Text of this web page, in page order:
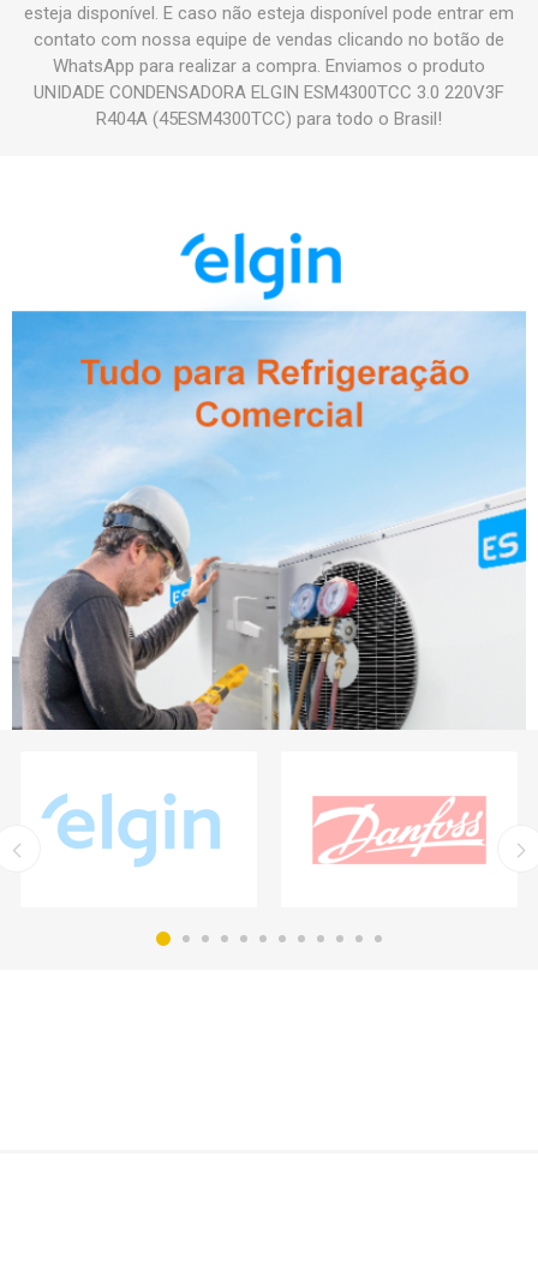
esteja disponível. E caso não esteja disponível pode entrar em
contato com nossa equipe de vendas clicando no botão de
WhatsApp para realizar a compra. Enviamos o produto
UNIDADE CONDENSADORA ELGIN ESM4300TCC 3.0 220V3F
R404A (45ESM4300TCC) para todo o Brasil!